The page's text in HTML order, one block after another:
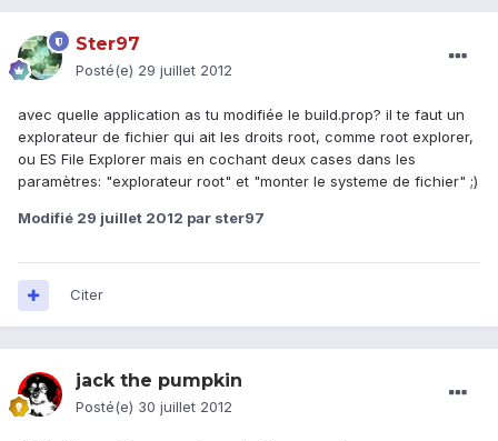
Ster97
Posté(e) 29 juillet 2012
avec quelle application as tu modifiée le build.prop? il te faut un
explorateur de fichier qui ait les droits root, comme root explorer,
ou ES File Explorer mais en cochant deux cases dans les
paramètres: "explorateur root" et "monter le systeme de fichier" ;)
Modifié 29 juillet 2012 par ster97
Citer
jack the pumpkin
Posté(e) 30 juillet 2012